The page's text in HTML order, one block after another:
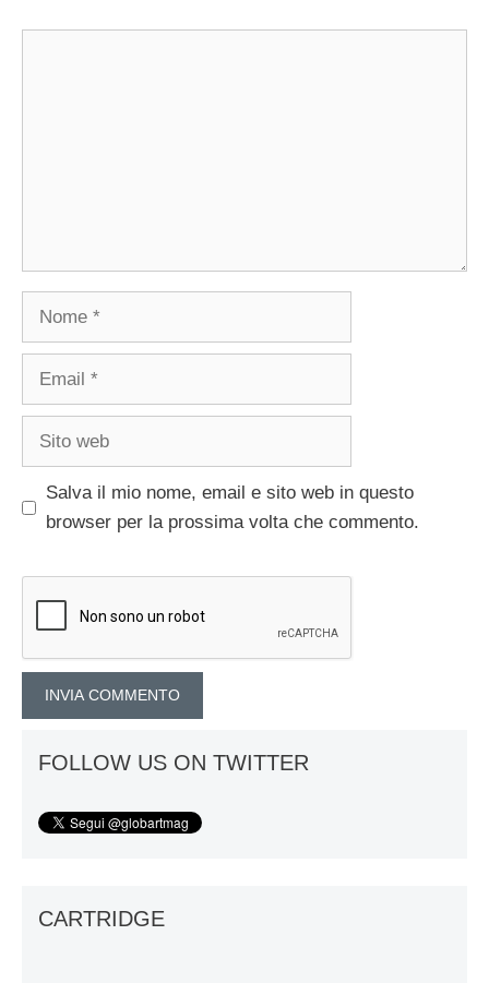
Nome
Email
Sito
Salva il mio nome, email e sito web in questo
browser per la prossima volta che commento.
FOLLOW US ON TWITTER
CARTRIDGE